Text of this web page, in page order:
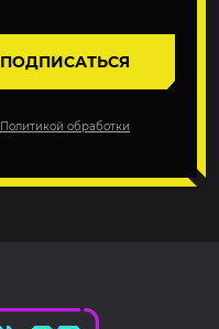
ПОДПИСАТЬСЯ
Политикой обработки